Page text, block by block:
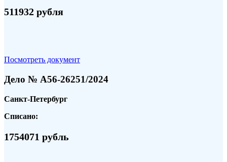
511932 рубля
Посмотреть документ
Дело № А56-26251/2024
Санкт-Петербург
Списано:
1754071 рубль